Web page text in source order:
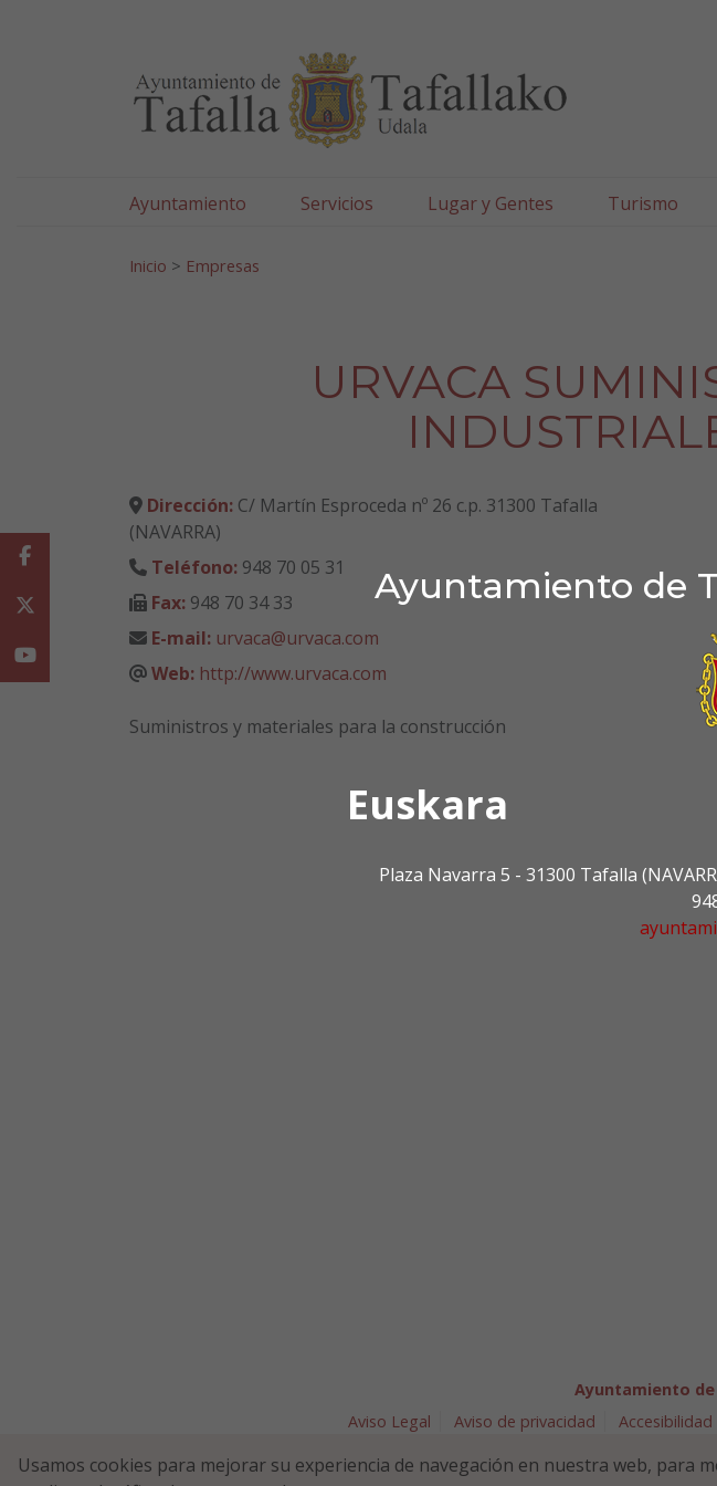
Ayuntamiento de
Euskara
Plaza Navarra 5 - 31300 Tafalla
Ayuntamiento Servicios Lugar y Gentes Turismo
Inicio > Empresas
URVACA
Dirección: C/ Martín Esproceda nº 26 c.p. 31300 Tafalla
(NAVARRA)
Teléfono: 948 70 05 31
Fax: 948 70 34 33
E-mail: urvaca@urvaca.com
Web: http://www.urvaca.com
Suministros y materiales para la construcción
Facebook
Youtube
Ayuntamiento
Aviso Legal
Aviso de privacidad Accesibilidad
Usamos cookies para mejorar su experiencia de navegación en nuestra web, para